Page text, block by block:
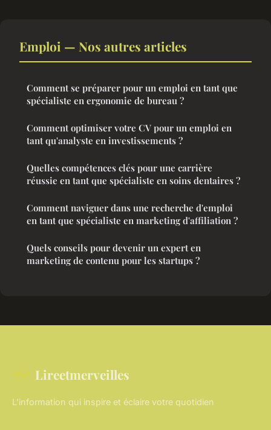
Emploi — Nos autres articles
Comment se préparer pour un emploi en tant que
spécialiste en ergonomie de bureau ?
Comment optimiser votre CV pour un emploi en
tant qu'analyste en investissements ?
Quelles compétences clés pour une carrière
réussie en tant que spécialiste en soins dentaires ?
Comment naviguer dans une recherche d'emploi
en tant que spécialiste en marketing d'affiliation ?
Quels conseils pour devenir un expert en
marketing de contenu pour les startups ?
Lireetmerveilles
L'information qui inspire et éclaire votre quotidien